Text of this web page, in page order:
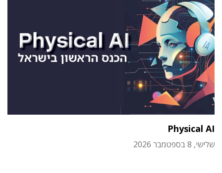
Physical AI
שלישי, 8 בספטמבר 2026